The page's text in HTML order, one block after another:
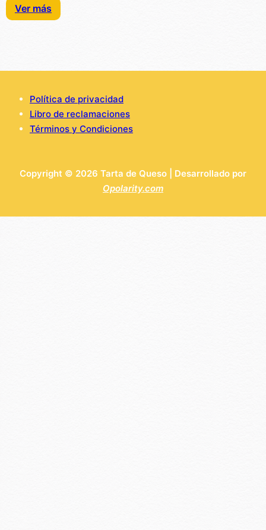
Ver más
Copyright © 2026 Tarta de Queso | Desarrollado por
Opolarity.com
Política de privacidad
Libro de reclamaciones
Términos y Condiciones